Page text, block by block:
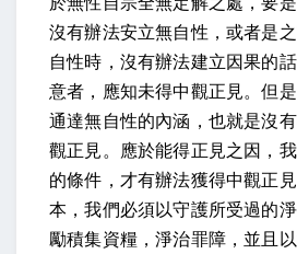
沒有辦法安立無自性，或者是
自性時，沒有辦法建立因果的
意者，應知未得中觀正見。但
通達無自性的內涵，也就是沒
觀正見。應於能得正見之因，
的條件，才有辦法獲得中觀正
本，我們必須以守護所受過的
勵積集資糧，淨治罪障，並且